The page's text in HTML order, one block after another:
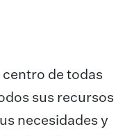
centro de todas
sus recursos
necesidades y